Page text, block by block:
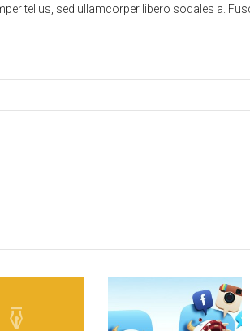
tellus, sed ullamcorper libero sodales a.